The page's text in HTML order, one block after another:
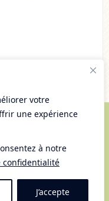
votre
une expérience
à notre
confidentialité
J’accepte
des cookies